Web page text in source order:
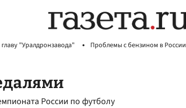
"Уралдронзавода" Проблемы с бензином в России
России по футболу